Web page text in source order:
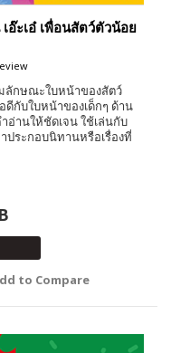
อ๊ะเอ๋ เพื่อนสัตว์ตัวน้อย
ลักษณะใบหน้าของสัตว์
กับใบหน้าของเด็กๆ ด้าน
านให้ชัดเจน ใช้เล่นกับ
ประกอบนิทานหรือเรื่องที่
to Compare